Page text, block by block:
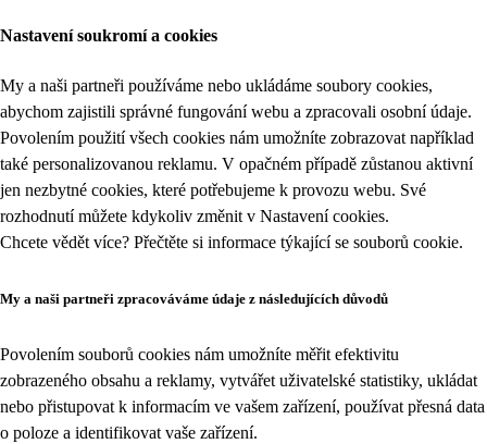
Nastavení soukromí a cookies
My a naši partneři používáme nebo ukládáme soubory cookies,
abychom zajistili správné fungování webu a zpracovali osobní údaje.
Povolením použití všech cookies nám umožníte zobrazovat například
také personalizovanou reklamu. V opačném případě zůstanou aktivní
jen nezbytné cookies, které potřebujeme k provozu webu. Své
rozhodnutí můžete kdykoliv změnit v Nastavení cookies.
Chcete vědět více? Přečtěte si informace týkající se souborů cookie.
My a naši partneři zpracováváme údaje z následujících důvodů
Povolením souborů cookies nám umožníte měřit efektivitu
zobrazeného obsahu a reklamy, vytvářet uživatelské statistiky, ukládat
nebo přistupovat k informacím ve vašem zařízení, používat přesná data
o poloze a identifikovat vaše zařízení.